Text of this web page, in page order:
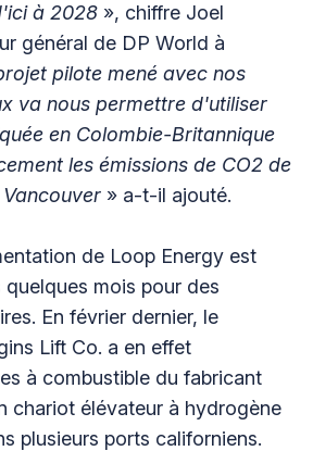
à 2028 », chiffre Joel
général de DP World à
pilote mené avec nos
va nous permettre d'utiliser
en Colombie-Britannique
les émissions de CO2 de
» a-t-il ajouté.
de Loop Energy est
mois pour des
En février dernier, le
Lift Co. a en effet
à combustible du fabricant
chariot élévateur à hydrogène
plusieurs ports californiens.